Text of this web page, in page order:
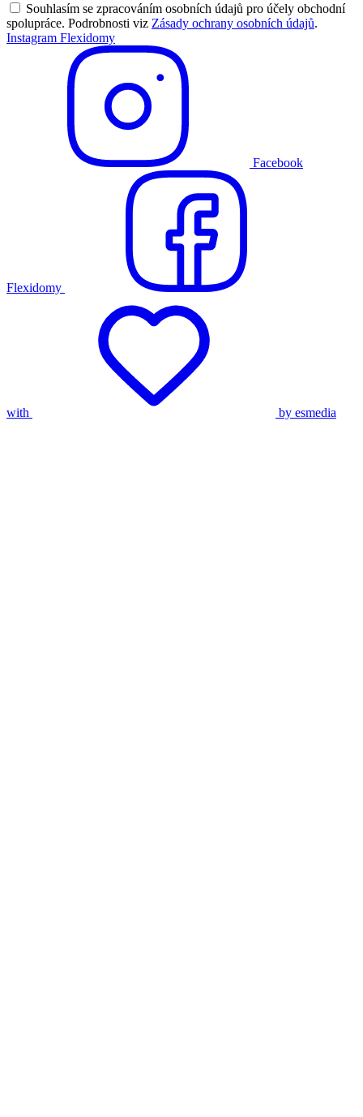
Souhlasím se zpracováním osobních údajů pro účely obchodní
spolupráce. Podrobnosti viz Zásady ochrany osobních údajů.
Instagram Flexidomy
Facebook
Flexidomy
with by esmedia